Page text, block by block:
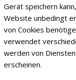
Gerät speichern
Website unbedingt
von Cookies
verwendet
werden von
erscheinen.